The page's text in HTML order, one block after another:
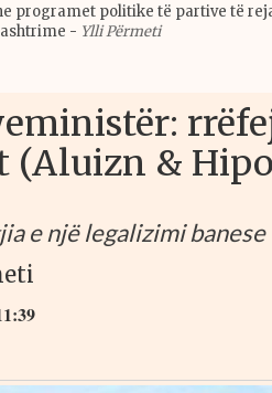
programet politike të partive të
- Ylli Përmeti
(Aluizn &
e një legalizimi banese